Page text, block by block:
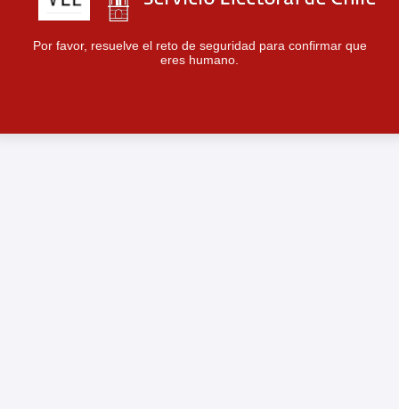
Por favor, resuelve el reto de seguridad para confirmar que
eres humano.